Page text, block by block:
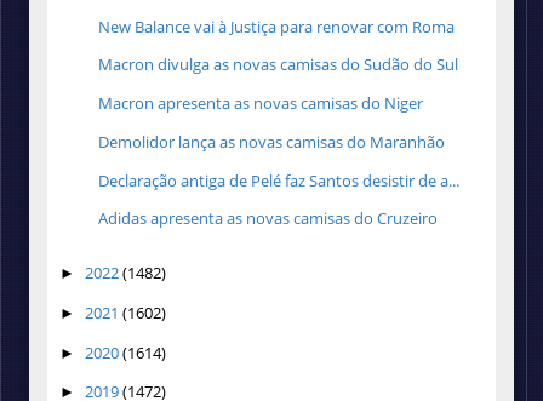
New Balance vai à Justiça para renovar com Roma
Macron divulga as novas camisas do Sudão do Sul
Macron apresenta as novas camisas do Niger
Demolidor lança as novas camisas do Maranhão
Declaração antiga de Pelé faz Santos desistir de a...
Adidas apresenta as novas camisas do Cruzeiro
► 2022(1482)
► 2021 (1602)
► 2020(1614)
► 2019(1472)